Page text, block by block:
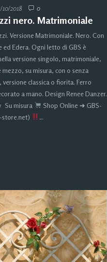
10/2018 0
nero. Matrimoniale
Versione Matrimoniale. Nero. Con
ed Edera. Ogni letto di GBS è
versione singolo, matrimoniale,
mezzo, su misura, con o senza
versione classica o fiorita. Ferro
a mano. Design Renee Danzer.
Su misura
Shop Online ➜ GBS-
store.net)
…